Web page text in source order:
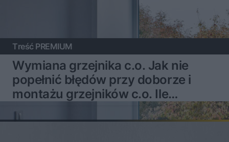
Treść PREMIUM
Wymiana grzejnika c.o. Jak nie
popełnić błędów przy doborze i
montażu grzejników c.o. Ile
zapłacimy za nowy grzejnik